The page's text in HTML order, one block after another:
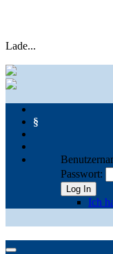
Lade...
§
Passwort:
Log In
Ich